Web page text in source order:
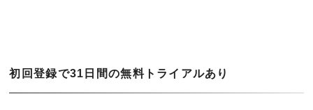
初回登録で31日間の無料トライアルあり